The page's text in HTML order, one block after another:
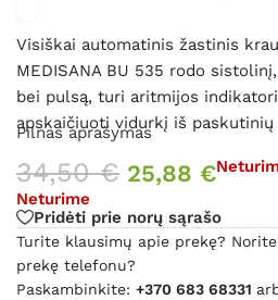
Visiškai automatinis žastinis
MEDISANA BU 535 rodo
bei pulsą, turi aritmijos
apskaičiuoti vidurkį iš
Pilnas aprašymas
34,50€ 25,88 €
Neturime
Pridėti prie norų sąrašo
Turite klausimų apie prekę?
prekę telefonu?
Paskambinkite: +370 683 68331